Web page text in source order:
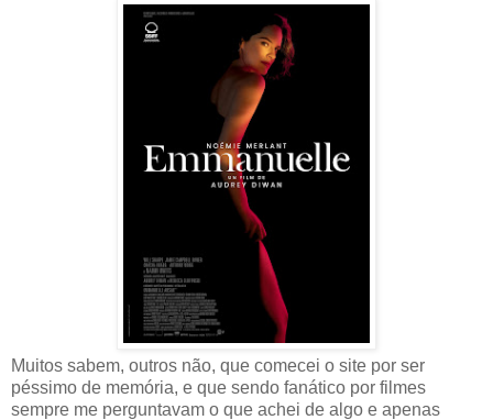
Muitos sabem, outros não, que comecei o site por ser
péssimo de memória, e que sendo fanático por filmes
sempre me perguntavam o que achei de algo e apenas